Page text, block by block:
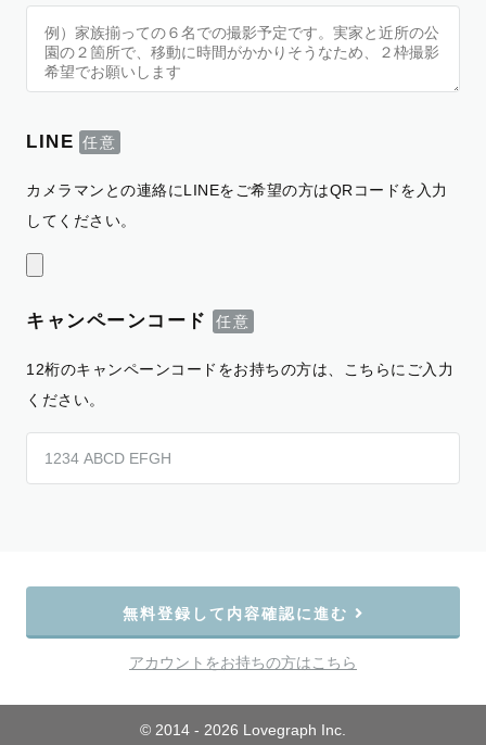
LINE
カメラマンとの連絡にLINEをご希望の方はQRコードを入力
してください。
キャンペーンコード
12桁のキャンペーンコードをお持ちの方は、こちらにご入力
ください。
無料登録して内容確認に進む
アカウントをお持ちの方はこちら
© 2014 - 2026 Lovegraph Inc.